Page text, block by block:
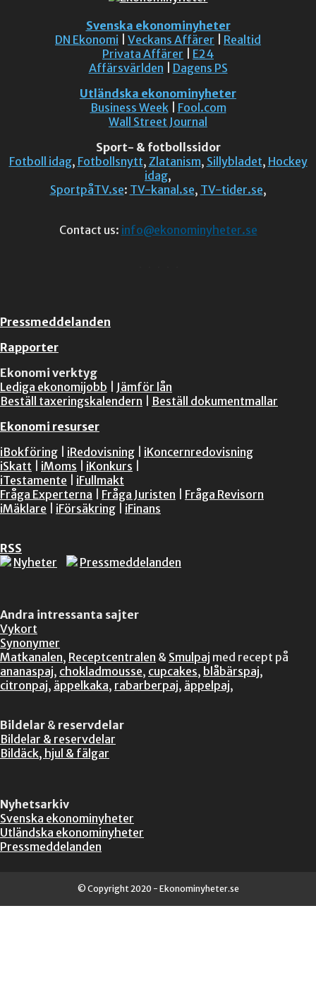
Svenska ekonominyheter
DN Ekonomi
Veckans Affärer
Realtid
Privata Affärer
E24
Affärsvärlden
Dagens PS
Utländska ekonominyheter
Business Week| Fool.com
Wall Street Journal
Sport- & fotbollssidor
Fotboll idag, Fotbollsnytt, Zlatanism, Sillybladet, Hockey
idag,
SportpåTV.se: TV-kanal.se, TV-tider.se,
Contact us: info@ekonominyheter.se
Pressmeddelanden
Rapporter
Ekonomi verktyg
Lediga ekonomijobb
Jämför lån
Beställ taxeringskalendern
Beställ dokumentmallar
Ekonomi resurser
iBokföring
iRedovisning
iKoncernredovisning
iSkatt
iMoms iKonkurs
iTestamente
iFullmakt
Fråga Experterna
Fråga Juristen
Fråga Revisorn
iMäklare
iFörsäkring iFinans
RSS
Nyheter
Pressmeddelanden
Andra intressanta sajter
Vykort
Synonymer
Matkanalen, Receptcentralen & Smulpaj med recept på
ananaspaj, chokladmousse, cupcakes, blåbärspaj,
citronpaj, äppelkaka, rabarberpaj, äppelpaj,
Bildelar & reservdelar
Bildelar & reservdelar
Bildäck, hjul & fälgar
Nyhetsarkiv
Svenska ekonominyheter
Utländska ekonominyheter
Pressmeddelanden
© Copyright 2020 - Ekonominyheter.se